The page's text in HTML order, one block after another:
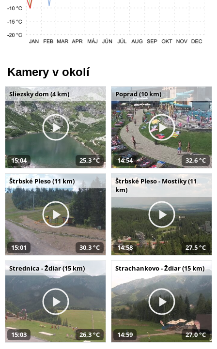
Kamery v okolí
Sliezsky dom (4 km)
15:04 25,3 °C
Poprad (10 km)
14:54 32,6 °C
Štrbské Pleso (11 km)
15:01 30,3 °C
Štrbské Pleso - Mostíky (11
km)
14:58 27,5 °C
Strednica - Ždiar (15 km)
15:03 26,3 °C
Strachankovo - Ždiar (15 km)
14:59 27,0 °C